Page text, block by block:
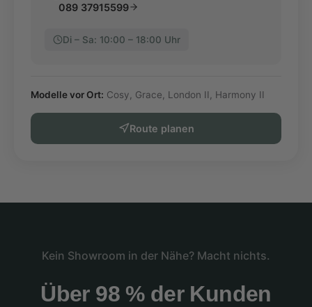
089 37915599
Di – Sa: 10:00 – 18:00 Uhr
Modelle vor Ort: Cosy, Grace, London II, Harmony II
Route planen
Kein Showroom in der Nähe? Macht nichts.
Über 98 % der Kunden